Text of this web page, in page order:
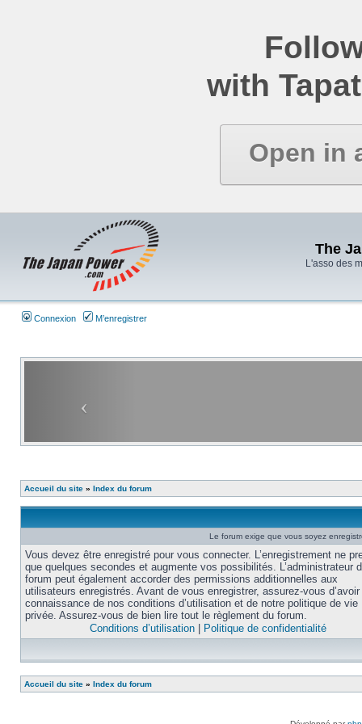
with
Open in
The
L'asso des
Connexion M’enregistrer
Accueil du site » Index du forum
Le forum exige que vous soyez
Vous devez être enregistré pour vous connecter. L’enregistrement ne
que quelques secondes et augmente vos possibilités. L’administrateur
forum peut également accorder des permissions additionnelles aux
utilisateurs enregistrés. Avant de vous enregistrer, assurez-vous
connaissance de nos conditions d’utilisation et de notre politique de vie
privée. Assurez-vous de bien lire tout le règlement du forum.
Conditions d’utilisation
Politique de confidentialité
Accueil du site » Index du forum